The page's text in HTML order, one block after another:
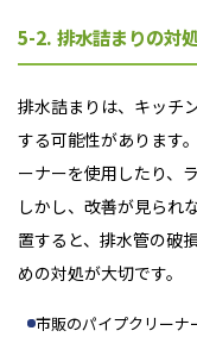
5-2. 排水詰まりの対
排水詰まりは、キッチ
する可能性があります
ーナーを使用したり、
しかし、改善が見られ
置すると、排水管の破
めの対処が大切です。
市販のパイプクリーナ